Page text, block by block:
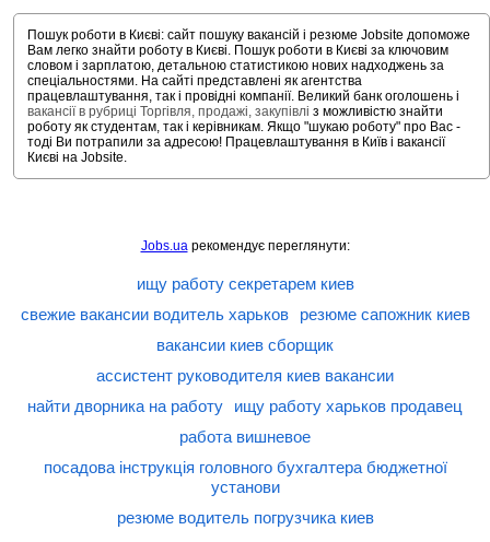
Пошук роботи в Києві: сайт пошуку вакансій і резюме Jobsite допоможе
Вам легко знайти роботу в Києві. Пошук роботи в Києві за ключовим
словом і зарплатою, детальною статистикою нових надходжень за
спеціальностями. На сайті представлені як агентства
працевлаштування, так і провідні компанії. Великий банк оголошень і
вакансії в рубриці Торгівля, продажі, закупівлі з можливістю знайти
роботу як студентам, так і керівникам. Якщо "шукаю роботу" про Вас -
тоді Ви потрапили за адресою! Працевлаштування в Київ і вакансії
Києві на Jobsite.
Jobs.uaрекомендує переглянути:
ищу работу секретарем киев
свежие вакансии водитель харьков
резюме сапожник киев
вакансии киев сборщик
ассистент руководителя киев вакансии
найти дворника на работу
ищу работу харьков продавец
работа вишневое
посадова інструкція головного бухгалтера бюджетної
установи
резюме водитель погрузчика киев